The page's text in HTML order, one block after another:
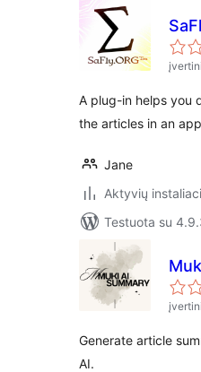
A plug-in helps you
the articles in an
Jane
Aktyvių
Testuota su
Generate article
AI.